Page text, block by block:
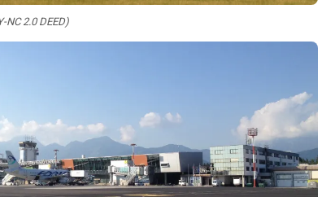
NC 2.0 DEED)